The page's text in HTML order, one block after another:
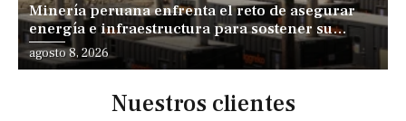
Minería peruana enfrenta el reto de asegurar
energía e infraestructura para sostener su
expansión
agosto 8, 2026
Nuestros clientes